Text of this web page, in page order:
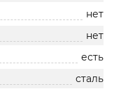
нет
нет
есть
сталь